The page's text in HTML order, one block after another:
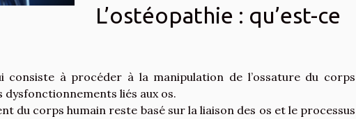
L’ostéopathie : qu’est-ce
consiste à procéder à la manipulation de l’ossature du corps
liés aux os.
du corps humain reste basé sur la liaison des os et le processus